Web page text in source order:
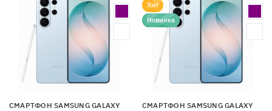
СМАРТФОН SAMSUNG GALAXY
Хит
Новинка
СМАРТФОН SAMSUNG GALAXY